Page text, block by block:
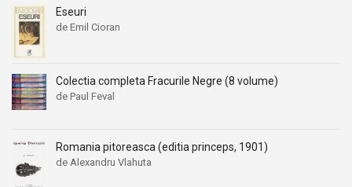
Alexandre Dumas
Alexandre Dumas fiul
Alexandrian
Alexandru Balaci
Alexandru Dobos
Alexandru Elian
Alexandre Dumas
Alexandre Dumas fiul
Alexandrian
Alexandru Balaci
Alexandru Dobos
Alexandru Elian
Eseuri
de Emil Cioran
Colectia completa Fracurile Negre (8 volume)
de Paul Feval
Romania pitoreasca (editia princeps, 1901)
de Alexandru Vlahuta